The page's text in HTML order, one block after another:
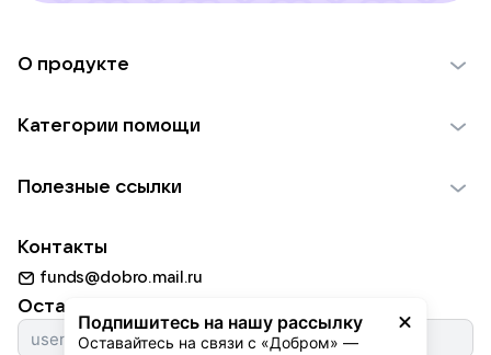
Подпишитесь на нашу рассылку
Оставайтесь на связи с «Добром» —
О продукте
Использование материалов
Для НКО
Партнерам
Категории помощи
Пожилым
Животным
Природе
Культуре
Полезные ссылки
Добрый день
Истории
Контакты
funds@dobro.mail.ru
Оставайтесь с нами